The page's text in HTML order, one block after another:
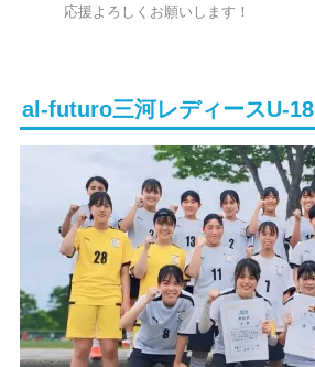
応援よろしくお願いします！
al-futuro三河レディースU-18